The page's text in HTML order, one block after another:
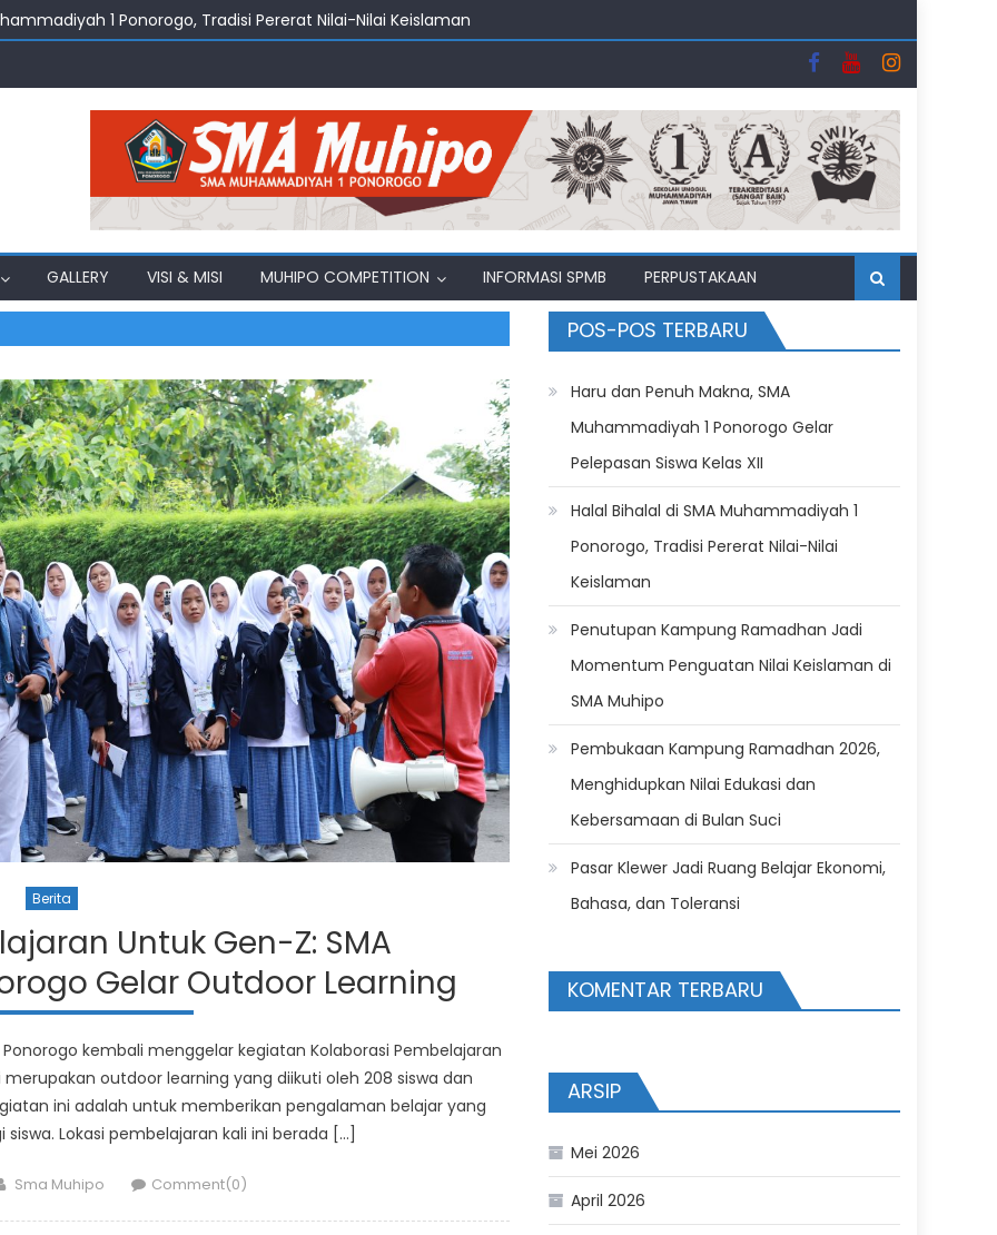
1 Ponorogo, Tradisi Pererat Nilai-Nilai Keislaman
Jadi Momentum Penguatan Nilai Keislaman di SMA Muhipo
SMA Muhammadiyah 1 Ponorogo Gelar Pelepasan Siswa Kelas XII
GALLERY VISI & MISI MUHIPO COMPETITION INFORMASI SPMB PERPUSTAKAAN
Berita
Untuk Gen-Z: SMA
Gelar Outdoor Learning
Ponorogo kembali menggelar kegiatan Kolaborasi Pembelajaran
outdoor learning yang diikuti oleh 208 siswa dan
ini adalah untuk memberikan pengalaman belajar yang
Lokasi pembelajaran kali ini berada […]
Author
Sma Muhipo Comment(0)
POS-POS TERBARU
Haru dan Penuh Makna, SMA
Muhammadiyah 1 Ponorogo Gelar
Pelepasan Siswa Kelas XII
Halal Bihalal di SMA Muhammadiyah 1
Ponorogo, Tradisi Pererat Nilai-Nilai
Keislaman
Penutupan Kampung Ramadhan Jadi
Momentum Penguatan Nilai Keislaman di
SMA Muhipo
Pembukaan Kampung Ramadhan 2026,
Menghidupkan Nilai Edukasi dan
Kebersamaan di Bulan Suci
Pasar Klewer Jadi Ruang Belajar Ekonomi,
Bahasa, dan Toleransi
KOMENTAR TERBARU
ARSIP
Mei 2026
April 2026